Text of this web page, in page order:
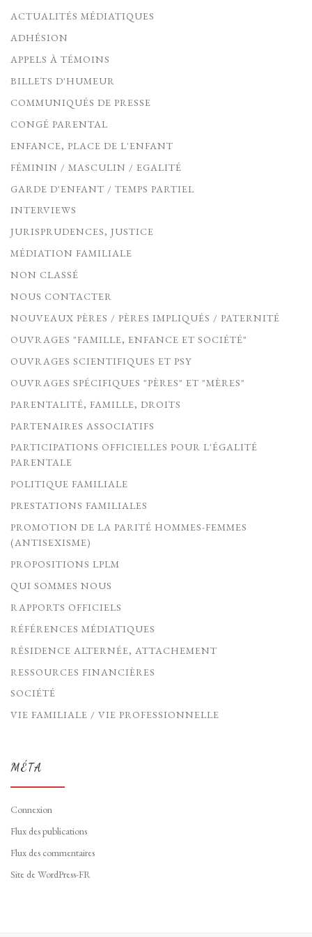
ACTUALITÉS MÉDIATIQUES
ADHÉSION
APPELS À TÉMOINS
BILLETS D'HUMEUR
COMMUNIQUÉS DE PRESSE
CONGÉ PARENTAL
ENFANCE, PLACE DE L'ENFANT
FÉMININ / MASCULIN / EGALITÉ
GARDE D'ENFANT / TEMPS PARTIEL
INTERVIEWS
JURISPRUDENCES, JUSTICE
MÉDIATION FAMILIALE
NON CLASSÉ
NOUS CONTACTER
NOUVEAUX PÈRES / PÈRES IMPLIQUÉS / PATERNITÉ
OUVRAGES "FAMILLE, ENFANCE ET SOCIÉTÉ"
OUVRAGES SCIENTIFIQUES ET PSY
OUVRAGES SPÉCIFIQUES "PÈRES" ET "MÈRES"
PARENTALITÉ, FAMILLE, DROITS
PARTENAIRES ASSOCIATIFS
PARTICIPATIONS OFFICIELLES POUR L'ÉGALITÉ
PARENTALE
POLITIQUE FAMILIALE
PRESTATIONS FAMILIALES
PROMOTION DE LA PARITÉ HOMMES-FEMMES
(ANTISEXISME)
PROPOSITIONS LPLM
QUI SOMMES NOUS
RAPPORTS OFFICIELS
RÉFÉRENCES MÉDIATIQUES
RÉSIDENCE ALTERNÉE, ATTACHEMENT
RESSOURCES FINANCIÈRES
SOCIÉTÉ
VIE FAMILIALE / VIE PROFESSIONNELLE
MÉTA
Connexion
Flux des publications
Flux des commentaires
Site de WordPress-FR